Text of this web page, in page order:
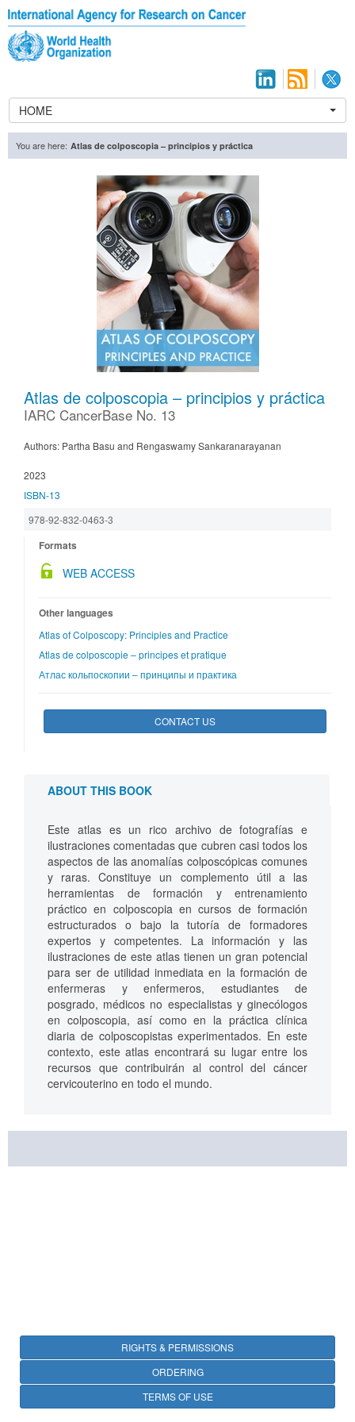
HOME
You are here: Atlas de colposcopia – principios y práctica
Atlas de colposcopia – principios y práctica
IARC CancerBase No. 13
Authors: Partha Basu and Rengaswamy Sankaranarayanan
2023
ISBN-13
978-92-832-0463-3
Formats
WEB ACCESS
Other languages
Atlas of Colposcopy: Principles and Practice
Atlas de colposcopie – principes et pratique
Атлас кольпоскопии – принципы и практика
CONTACT US
ABOUT THIS BOOK
Este atlas es un rico archivo de fotografías e
ilustraciones comentadas que cubren casi todos los
aspectos de las anomalías colposcópicas comunes
y raras. Constituye un complemento útil a las
herramientas de formación y entrenamiento
práctico en colposcopia en cursos de formación
estructurados o bajo la tutoría de formadores
expertos y competentes. La información y las
ilustraciones de este atlas tienen un gran potencial
para ser de utilidad inmediata en la formación de
enfermeras y enfermeros, estudiantes de
posgrado, médicos no especialistas y ginecólogos
en colposcopia, así como en la práctica clínica
diaria de colposcopistas experimentados. En este
contexto, este atlas encontrará su lugar entre los
recursos que contribuirán al control del cáncer
cervicouterino en todo el mundo.
RIGHTS & PERMISSIONS
ORDERING
TERMS OF USE